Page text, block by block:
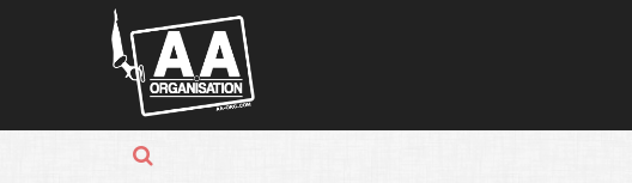
Panneau de gestion des cookies